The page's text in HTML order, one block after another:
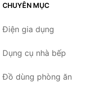
CHUYÊN MỤC
Điện gia dụng
Dụng cụ nhà bếp
Đồ dùng phòng ăn